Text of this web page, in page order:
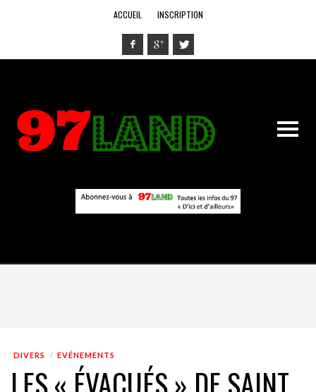
ACCUEIL INSCRIPTION
DIVERS EVÉNEMENTS
LES « ÉVACUÉS » DE SAINT